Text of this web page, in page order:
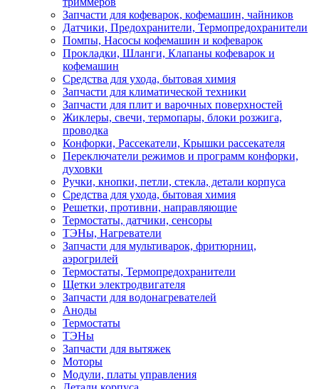
Запчасти для кофеварок, кофемашин, чайников
Датчики, Предохранители, Термопредохранители
Помпы, Насосы кофемашин и кофеварок
Прокладки, Шланги, Клапаны кофеварок и
кофемашин
Средства для ухода, бытовая химия
Запчасти для климатической техники
Запчасти для плит и варочных поверхностей
Жиклеры, свечи, термопары, блоки розжига,
проводка
Конфорки, Рассекатели, Крышки рассекателя
Переключатели режимов и программ конфорки,
духовки
Ручки, кнопки, петли, стекла, детали корпуса
Средства для ухода, бытовая химия
Решетки, противни, направляющие
Термостаты, датчики, сенсоры
ТЭНы, Нагреватели
Запчасти для мультиварок, фритюрниц,
аэрогрилей
Термостаты, Термопредохранители
Щетки электродвигателя
Запчасти для водонагревателей
Аноды
Термостаты
ТЭНы
Запчасти для вытяжек
Моторы
Модули, платы управления